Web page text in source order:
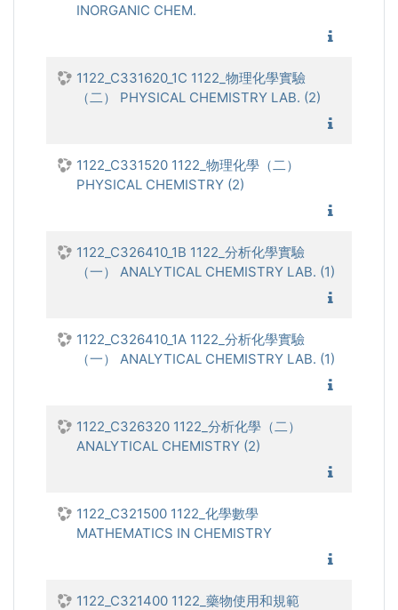
INORGANIC CHEM.
1122_C331620_1C 1122_物理化學實驗
（二） PHYSICAL CHEMISTRY LAB. (2)
1122_C331520 1122_物理化學（二）
PHYSICAL CHEMISTRY (2)
1122_C326410_1B 1122_分析化學實驗
（一） ANALYTICAL CHEMISTRY LAB. (1)
1122_C326410_1A 1122_分析化學實驗
（一） ANALYTICAL CHEMISTRY LAB. (1)
1122_C326320 1122_分析化學（二）
ANALYTICAL CHEMISTRY (2)
1122_C321500 1122_化學數學
MATHEMATICS IN CHEMISTRY
1122_C321400 1122_藥物使用和規範